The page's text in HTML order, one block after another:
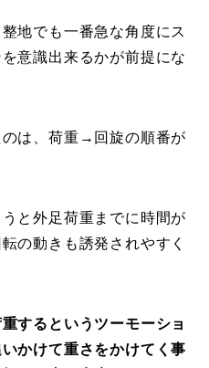
Instructor
FAQ
地でも一番急な角度にス
意識出来るかが前提にな
は、荷重→回旋の順番が
と外足荷重までに時間が
の動きも誘発されやすく
するというツーモーショ
かけて重さをかけてく事